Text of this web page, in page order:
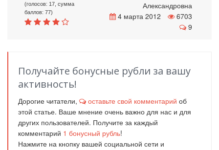
(голосов: 17, сумма
баллов: 77)
Александровна
4 марта 2012
6703
9
Получайте бонусные рубли за вашу
активность!
Дорогие читатели, оставьте свой комментарий об
этой статье. Ваше мнение очень важно для нас и для
других пользователей. Получите за каждый
комментарий 1 бонусный рубль!
Нажмите на кнопку вашей социальной сети и